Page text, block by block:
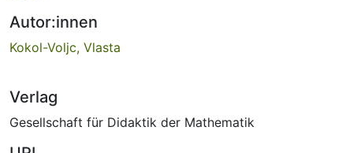
Autor:innen
Kokol-Voljc, Vlasta
Verlag
Gesellschaft für Didaktik der Mathematik